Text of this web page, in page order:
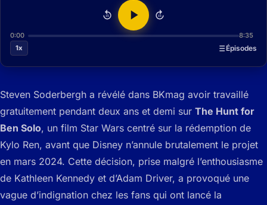
15 15
0:00
8:35
1x
Épisodes
Steven Soderbergh a révélé dans BKmag avoir travaillé
gratuitement pendant deux ans et demi sur The Hunt for
Ben Solo, un film Star Wars centré sur la rédemption de
Kylo Ren, avant que Disney n’annule brutalement le projet
en mars 2024. Cette décision, prise malgré l’enthousiasme
de Kathleen Kennedy et d’Adam Driver, a provoqué une
vague d’indignation chez les fans qui ont lancé la